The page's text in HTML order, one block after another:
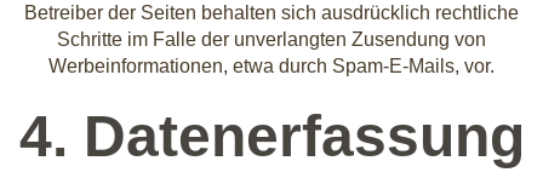
Betreiber der Seiten behalten sich ausdrücklich rechtliche
Schritte im Falle der unverlangten Zusendung von
Werbeinformationen, etwa durch Spam-E-Mails, vor.
4. Datenerfassung